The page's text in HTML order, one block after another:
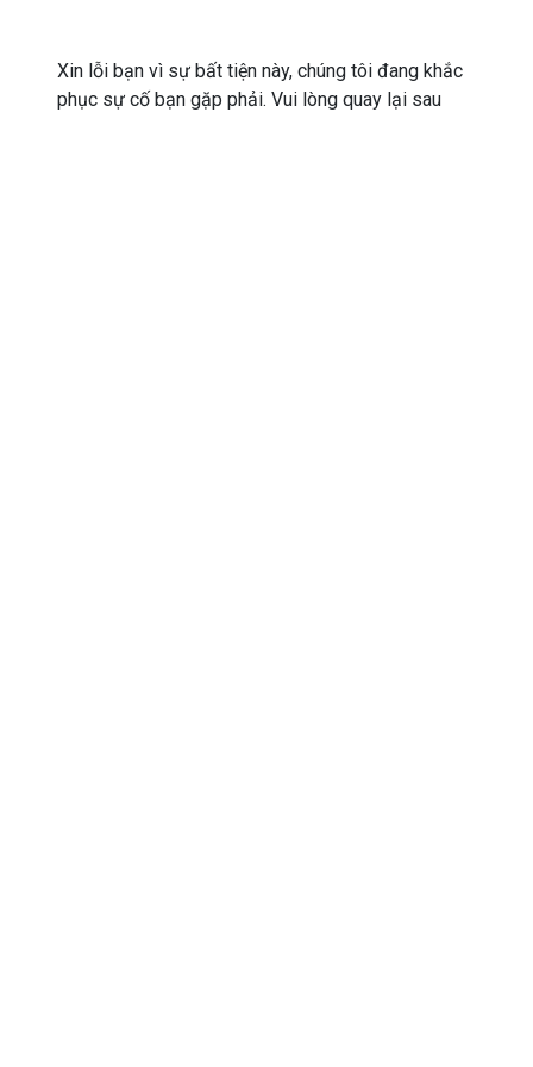
Xin lỗi bạn vì sự bất tiện này, chúng tôi đang khắc
phục sự cố bạn gặp phải. Vui lòng quay lại sau